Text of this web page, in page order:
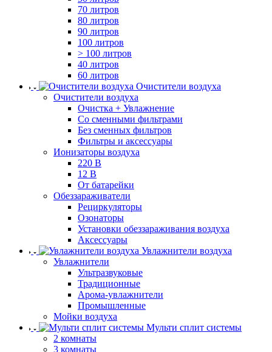
70 литров
80 литров
90 литров
100 литров
> 100 литров
40 литров
60 литров
Очистители воздуха
Очистители воздуха
Очистка + Увлажнение
Cо сменными фильтрами
Без сменных фильтров
Фильтры и аксессуары
Ионизаторы воздуха
220 В
12 В
От батарейки
Обеззараживатели
Рециркуляторы
Озонаторы
Установки обеззараживания воздуха
Аксессуары
Увлажнители воздуха
Увлажнители
Ультразвуковые
Традиционные
Арома-увлажнители
Промышленные
Мойки воздуха
Мульти сплит системы
2 комнаты
3 комнаты